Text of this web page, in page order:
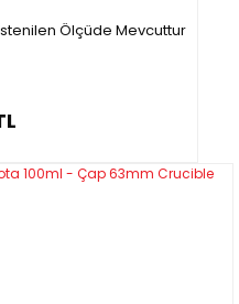
Ölçüde Mevcuttur